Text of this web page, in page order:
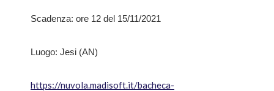
Scadenza: ore 12 del 15/11/2021
Luogo: Jesi (AN)
https://nuvola.madisoft.it/bacheca-